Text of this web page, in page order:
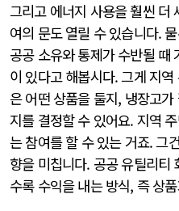
그리고 에너지 사용을 훨씬 더
여의 문도 열릴 수 있습니다.
공공 소유와 통제가 수반될 때
이 있다고 해봅시다. 그게 지
은 어떤 상품을 둘지, 냉장고
지를 결정할 수 있어요. 지역
는 참여를 할 수 있는 거죠. 그
향을 미칩니다. 공공 유틸리티
수록 수익을 내는 방식, 즉 상